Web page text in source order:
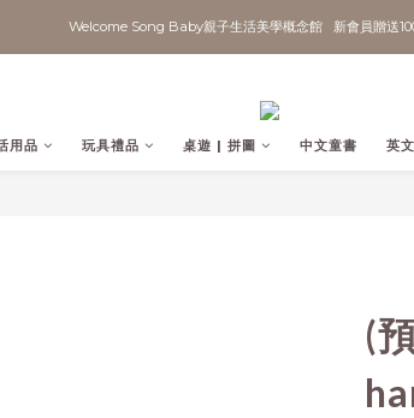
Welcome Song Baby親子生活美學概念館   新會員贈送
用品 玩具禮品 桌遊 | 拼圖 中文童書 英
(